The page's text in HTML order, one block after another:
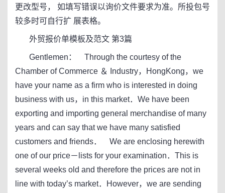
更改型号， 如填写错误以询价文件要求为准。所投包号
较多时可自行扩 展表格。
外贸报价单模板及范文 第3篇
Gentlemen： Through the courtesy of the
Chamber of Commerce ＆ Industry，HongKong，we
have your name as a firm who is interested in doing
business with us，in this market．We have been
exporting and importing general merchandise of many
years and can say that we have many satisfied
customers and friends． We are enclosing herewith
one of our price－lists for your examination．This is
several weeks old and therefore the prices are not in
line with today’s market．However，we are sending